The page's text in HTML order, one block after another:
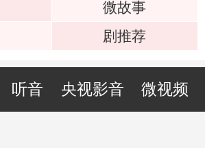
微故事
剧推荐
听音 央视影音 微视频